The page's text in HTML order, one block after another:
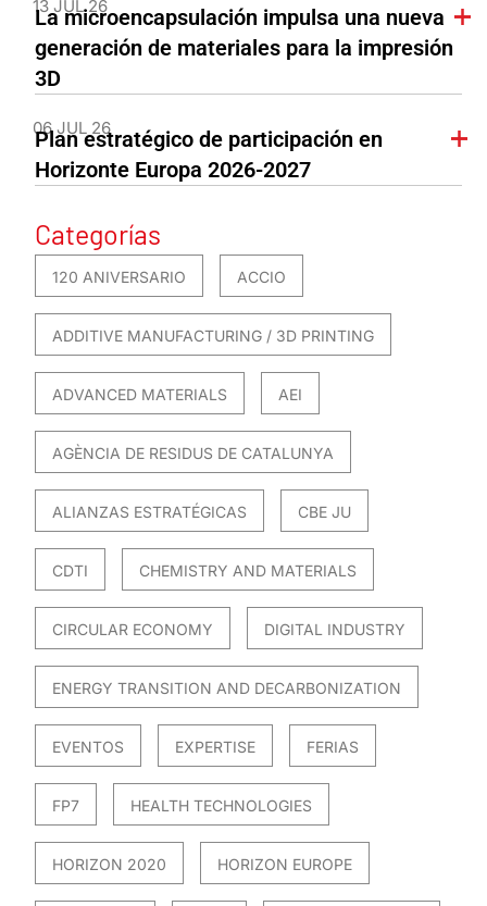
13 JUL 26
La microencapsulación impulsa una nueva
generación de materiales para la impresión
3D
06 JUL 26
Plan estratégico de participación en
Horizonte Europa 2026-2027
Categorías
120 ANIVERSARIO ACCIO
ADDITIVE MANUFACTURING / 3D PRINTING
ADVANCED MATERIALS AEI
AGÈNCIA DE RESIDUS DE CATALUNYA
ALIANZAS ESTRATÉGICAS CBE JU
CDTI CHEMISTRY AND MATERIALS
CIRCULAR ECONOMY DIGITAL INDUSTRY
ENERGY TRANSITION AND DECARBONIZATION
EVENTOS EXPERTISE FERIAS
FP7 HEALTH TECHNOLOGIES
HORIZON 2020 HORIZON EUROPE